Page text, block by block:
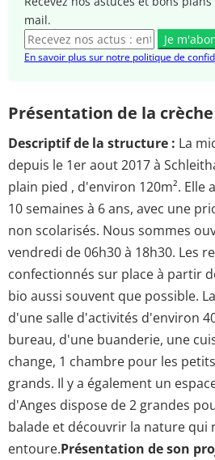
mail.
Je
En savoir plus sur notre politique de
Présentation de la crèche
Descriptif de la structure : La
depuis le 1er aout 2017 à
plain pied , d'environ 120m². Elle
10 semaines à 6 ans, avec une
non scolarisés. Nous sommes
vendredi de 06h30 à 18h30. Les
confectionnés sur place à partir
bio aussi souvent que possible.
d'une salle d'activités d'environ
bureau, d'une buanderie, une
change, 1 chambre pour les
grands. Il y a également un
d'Anges dispose de 2 grandes
balade et découvrir la nature qui
entoure.Présentation de son